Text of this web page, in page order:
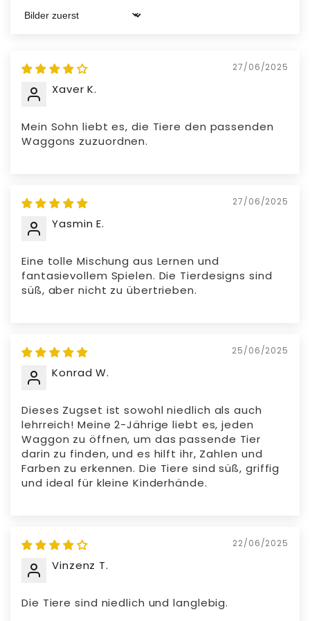
Sort by
27/06/2025
Xaver K.
Mein Sohn liebt es, die Tiere den passenden
Waggons zuzuordnen.
27/06/2025
Yasmin E.
Eine tolle Mischung aus Lernen und
fantasievollem Spielen. Die Tierdesigns sind
süß, aber nicht zu übertrieben.
25/06/2025
Konrad W.
Dieses Zugset ist sowohl niedlich als auch
lehrreich! Meine 2-Jährige liebt es, jeden
Waggon zu öffnen, um das passende Tier
darin zu finden, und es hilft ihr, Zahlen und
Farben zu erkennen. Die Tiere sind süß, griffig
und ideal für kleine Kinderhände.
22/06/2025
Vinzenz T.
Die Tiere sind niedlich und langlebig.